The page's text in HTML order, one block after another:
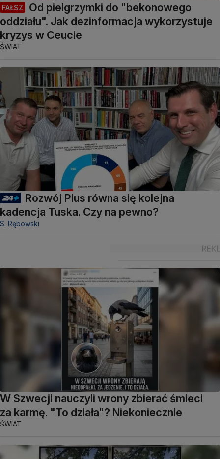
FAŁSZ
Od pielgrzymki do "bekonowego
oddziału". Jak dezinformacja wykorzystuje
kryzys w Ceucie
ŚWIAT
Rozwój Plus równa się kolejna
kadencja Tuska. Czy na pewno?
S. Rębowski
W Szwecji nauczyli wrony zbierać śmieci
za karmę. "To działa"? Niekoniecznie
ŚWIAT